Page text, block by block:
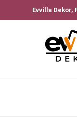
Evvilla Dekor,